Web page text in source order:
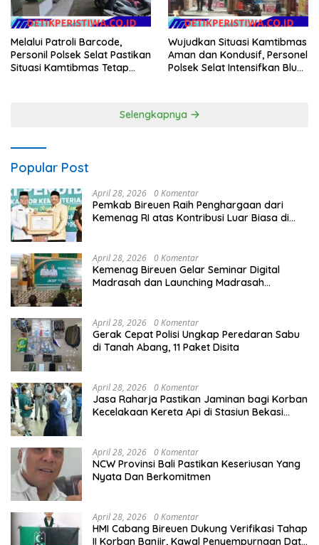
Melalui Patroli Barcode,
Personil Polsek Selat Pastikan
Situasi Kamtibmas Tetap
Wujudkan Situasi Kamtibmas
Aman dan Kondusif, Personel
Polsek Selat Intensifkan Blue
Selengkapnya
Popular Post
April 28, 2026 0 Komentar
Pemkab Bireuen Raih Penghargaan dari
Kemenag RI atas Kontribusi Luar Biasa di
April 28, 2026 0 Komentar
Kemenag Bireuen Gelar Seminar Digital
Madrasah dan Launching Madrasah
April 28, 2026 0 Komentar
Gerak Cepat Polisi Ungkap Peredaran Sabu
di Tanah Abang, 11 Paket Disita
April 28, 2026 0 Komentar
Jasa Raharja Pastikan Jaminan bagi Korban
Kecelakaan Kereta Api di Stasiun Bekasi
April 28, 2026 0 Komentar
NCW Provinsi Bali Pastikan Keseriusan Yang
Nyata Dan Berkomitmen
April 28, 2026 0 Komentar
HMI Cabang Bireuen Dukung Verifikasi Tahap
II Korban Banjir, Kawal Penyempurnaan Data